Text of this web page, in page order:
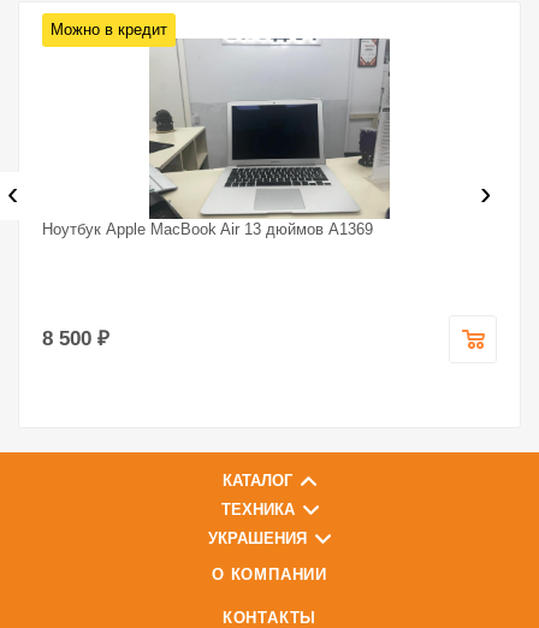
Можно в кредит
Ноутбук Apple MacBook Air 13 дюймов A1369
8 500 ₽
‹ ›
КАТАЛОГ
ТЕХНИКА
УКРАШЕНИЯ
О КОМПАНИИ
КОНТАКТЫ